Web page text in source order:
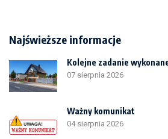
Najświeższe informacje
Kolejne zadanie
07 sierpnia 2026
Ważny komunikat
04 sierpnia 2026